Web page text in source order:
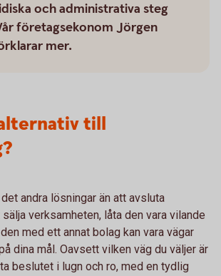
och administrativa steg
företagsekonom Jörgen
mer.
till
andra lösningar än att avsluta
verksamheten, låta den vara vilande
med ett annat bolag kan vara vägar
dina mål. Oavsett vilken väg du väljer är
beslutet i lugn och ro, med en tydlig